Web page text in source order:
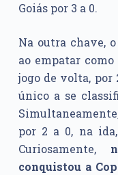
Goiás por 3 a 0.
Na outra chave,
ao empatar
jogo de volta, por
único a se
por 2 a 0, na
Curiosamente,
conquistou a